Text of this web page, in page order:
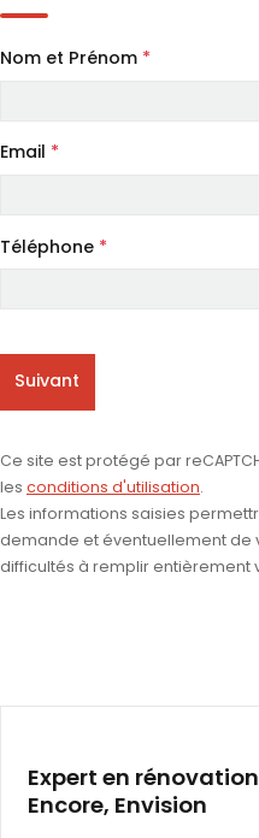
Nom et Prénom *
Email *
Téléphone *
Suivant
Ce site est protégé par
les conditions d'utilisation.
Les informations saisies
demande et éventuellement de
difficultés à remplir entièrement
Expert en
Encore, Envision